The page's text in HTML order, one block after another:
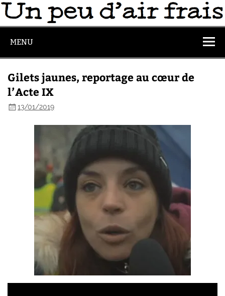
MENU
Gilets jaunes, reportage au cœur de
l’Acte IX
13/01/2019